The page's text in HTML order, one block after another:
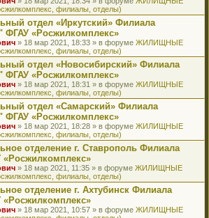
филиалы, отделы)
отдел «Иркутский» Филиала
ФГАУ «Росжилкомплекс»
» 18 мар 2021, 18:33 » в форуме ЖИЛИЩНЫЕ
филиалы, отделы)
отдел «Новосибирский» Филиала
ФГАУ «Росжилкомплекс»
» 18 мар 2021, 18:31 » в форуме ЖИЛИЩНЫЕ
филиалы, отделы)
отдел «Самарский» Филиала
ФГАУ «Росжилкомплекс»
» 18 мар 2021, 18:28 » в форуме ЖИЛИЩНЫЕ
филиалы, отделы)
отделение г. Ставрополь Филиала
» 18 мар 2021, 11:35 » в форуме ЖИЛИЩНЫЕ
филиалы, отделы)
отделение г. Ахтубинск Филиала
» 18 мар 2021, 10:57 » в форуме ЖИЛИЩНЫЕ